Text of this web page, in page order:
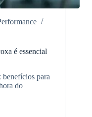
é essencial
benefícios para
do